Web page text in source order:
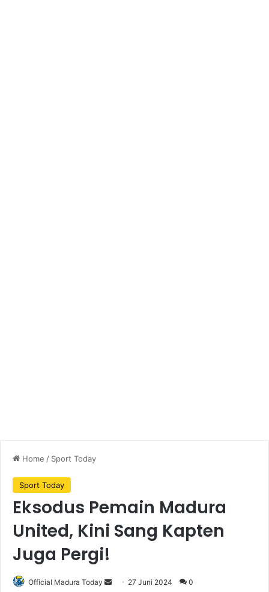
Home / Sport Today
Sport Today
Eksodus Pemain Madura
United, Kini Sang Kapten
Juga Pergi!
Official Madura Today 27 Juni 2024 0